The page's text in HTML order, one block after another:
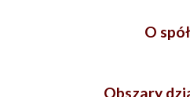
O
Obszary